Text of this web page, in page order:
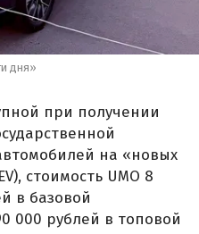
дня»
при получении
на «новых
стоимость UMO 8
в базовой
000 рублей в топовой